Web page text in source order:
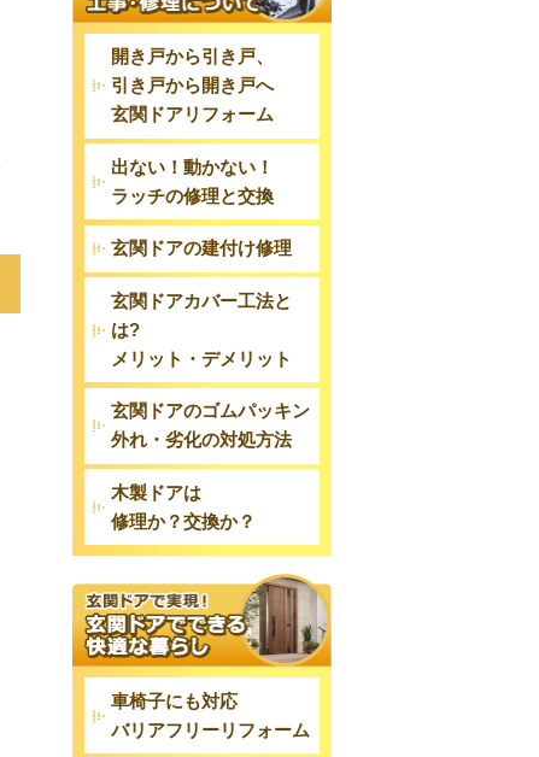
開き戸から引き戸、
引き戸から開き戸へ
玄関ドアリフォーム
出ない！動かない！
ラッチの修理と交換
玄関ドアの建付け修理
玄関ドアカバー工法と
は?
メリット・デメリット
玄関ドアのゴムパッキン
外れ・劣化の対処方法
木製ドアは
修理か？交換か？
車椅子にも対応
バリアフリーリフォーム